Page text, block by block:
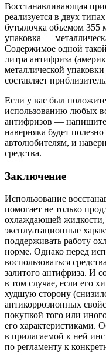
Восстанавливающая
реализуется в двух
бутылочка объемом 355
упаковка —
Содержимое одной
литра антифриза
металлической
составляет
Если у вас был
использованию любых
антифризов —
наверняка будет
автолюбителям, и
средства.
Заключение
Использование
помогает не только
охлаждающей жидкости,
эксплуатационные
поддерживать работу
норме. Однако перед
воспользоваться
залитого антифриза. И
в том случае, если его
худшую сторону
антикоррозионных
покупкой того или
его характеристиками.
в прилагаемой к ней
по регламенту к